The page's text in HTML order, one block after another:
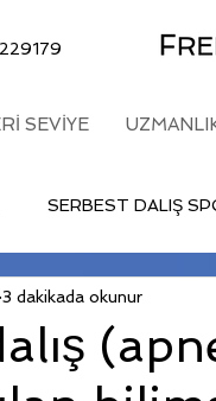
SEVİYE
SERBEST DALIŞ
3 dakikada okunur